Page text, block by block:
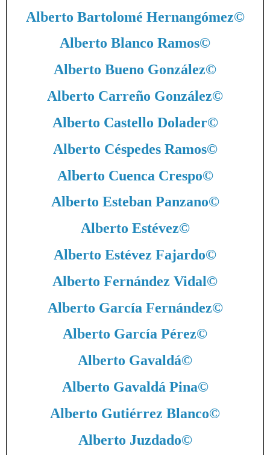
Alberto Bartolomé Hernangómez©
Alberto Blanco Ramos©
Alberto Bueno González©
Alberto Carreño González©
Alberto Castello Dolader©
Alberto Céspedes Ramos©
Alberto Cuenca Crespo©
Alberto Esteban Panzano©
Alberto Estévez©
Alberto Estévez Fajardo©
Alberto Fernández Vidal©
Alberto García Fernández©
Alberto García Pérez©
Alberto Gavaldá©
Alberto Gavaldá Pina©
Alberto Gutiérrez Blanco©
Alberto Juzdado©